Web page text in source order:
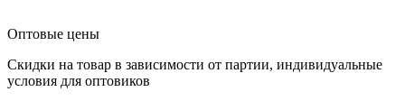
Оптовые цены
Скидки на товар в зависимости от партии, индивидуальные
условия для оптовиков